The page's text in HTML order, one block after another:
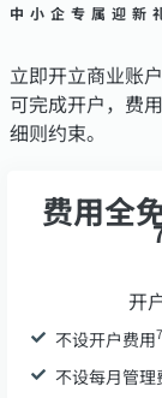
中小企专属迎新
立即开立商业账
可完成开户，费
细则约束。
费用全
开
不设开户费用7
不设每月管理